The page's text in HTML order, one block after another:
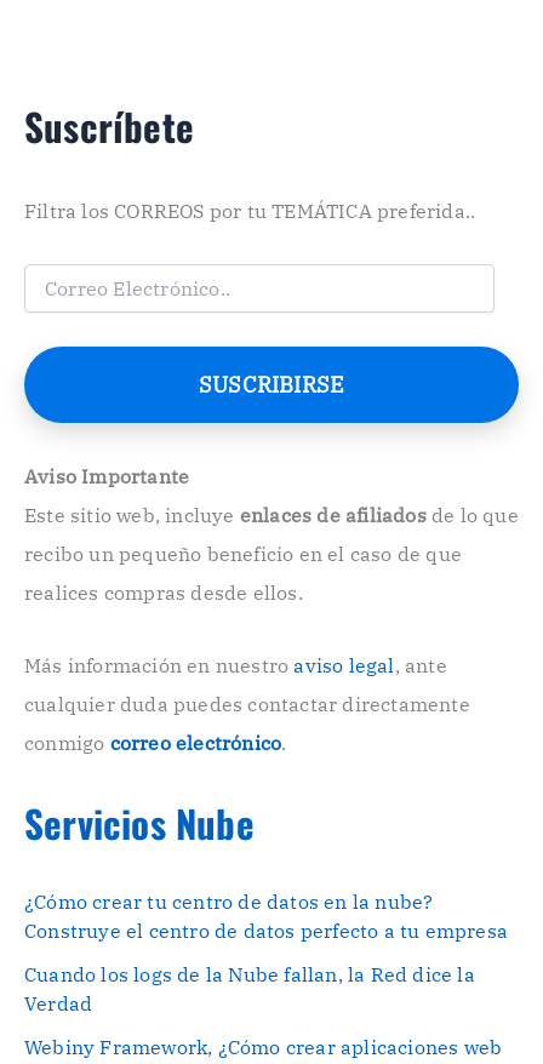
Suscríbete
Filtra los CORREOS por tu TEMÁTICA preferida..
C
e
o
e
t
ó
n
o
.
SUSCRIBIRSE
Aviso Importante
Este sitio web, incluye enlaces de afiliadosde lo que
recibo un pequeño beneficio en el caso de que
realices compras desde ellos.
Más información en nuestroaviso legal , ante
cualquier duda puedes contactar directamente
conmigo correo electrónico.
Servicios Nube
¿Cómo crear tu centro de datos en la nube?
Construye el centro de datos perfecto a tu empresa
Cuando los logs de la Nube fallan, la Red dice la
Verdad
Webiny Framework, ¿Cómo crear aplicaciones web